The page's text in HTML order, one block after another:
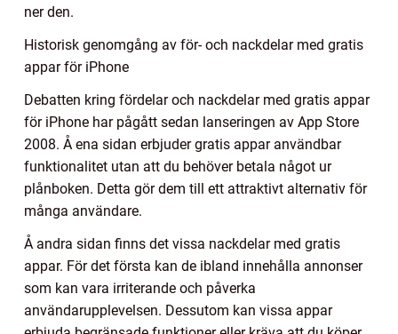
ner den.
Historisk genomgång av för- och nackdelar med gratis
appar för iPhone
Debatten kring fördelar och nackdelar med gratis appar
för iPhone har pågått sedan lanseringen av App Store
2008. Å ena sidan erbjuder gratis appar användbar
funktionalitet utan att du behöver betala något ur
plånboken. Detta gör dem till ett attraktivt alternativ för
många användare.
Å andra sidan finns det vissa nackdelar med gratis
appar. För det första kan de ibland innehålla annonser
som kan vara irriterande och påverka
användarupplevelsen. Dessutom kan vissa appar